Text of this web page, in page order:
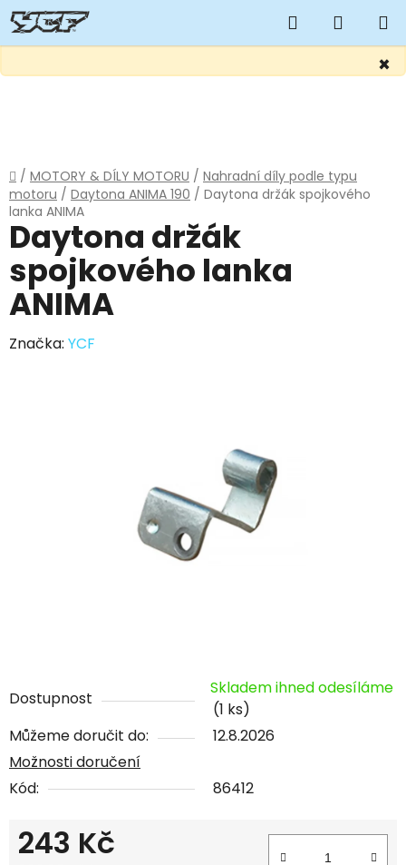
×
Hledat
KOŠÍK
Domů
/ MOTORY & DÍLY MOTORU / Nahradní díly podle typu
motoru / Daytona ANIMA 190 / Daytona držák spojkového
lanka ANIMA
Dostupnost
Skladem ihned odesíláme
(1 ks)
Můžeme doručit do:
12.8.2026
Možnosti doručení
Kód:
86412
243 Kč
Daytona držák
spojkového lanka
ANIMA
Značka: YCF